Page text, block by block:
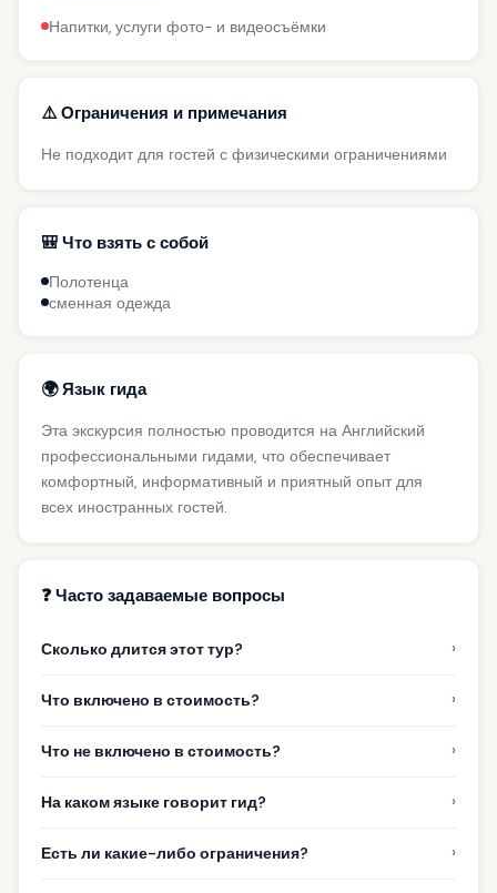
Напитки, услуги фото- и видеосъёмки
⚠️ Ограничения и примечания
Не подходит для гостей с физическими ограничениями
🎒 Что взять с собой
Полотенца
сменная одежда
🌍 Язык гида
Эта экскурсия полностью проводится на Английский
профессиональными гидами, что обеспечивает
комфортный, информативный и приятный опыт для
всех иностранных гостей.
❓ Часто задаваемые вопросы
Сколько длится этот тур? ›
Что включено в стоимость? ›
Что не включено в стоимость? ›
На каком языке говорит гид? ›
Есть ли какие-либо ограничения? ›